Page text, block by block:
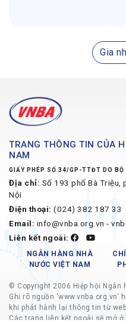
Gia
TRANG THÔNG TIN CỦA
NAM
GIẤY PHÉP SỐ 34/GP-TTĐT DO BỘ
Địa chỉ: Số 193 phố Bà Triệu,
Nội
Điện thoại: (024) 382 187 33
Email: info@vnba.org.vn -
Liên kết ngoài:
NGÂN HÀNG NHÀ
NƯỚC VIỆT NAM
© Copyright 2006 Hiệp hội Ngân
Ghi rõ nguồn 'www.vnba.org.vn'
khi phát hành lại thông tin từ
Các trang liên kết ngoài sẽ mở